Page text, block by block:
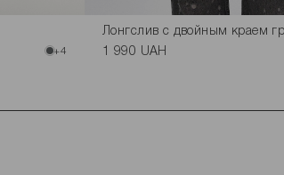
+4
Лонгслив с двойным краем
1 990 UAH